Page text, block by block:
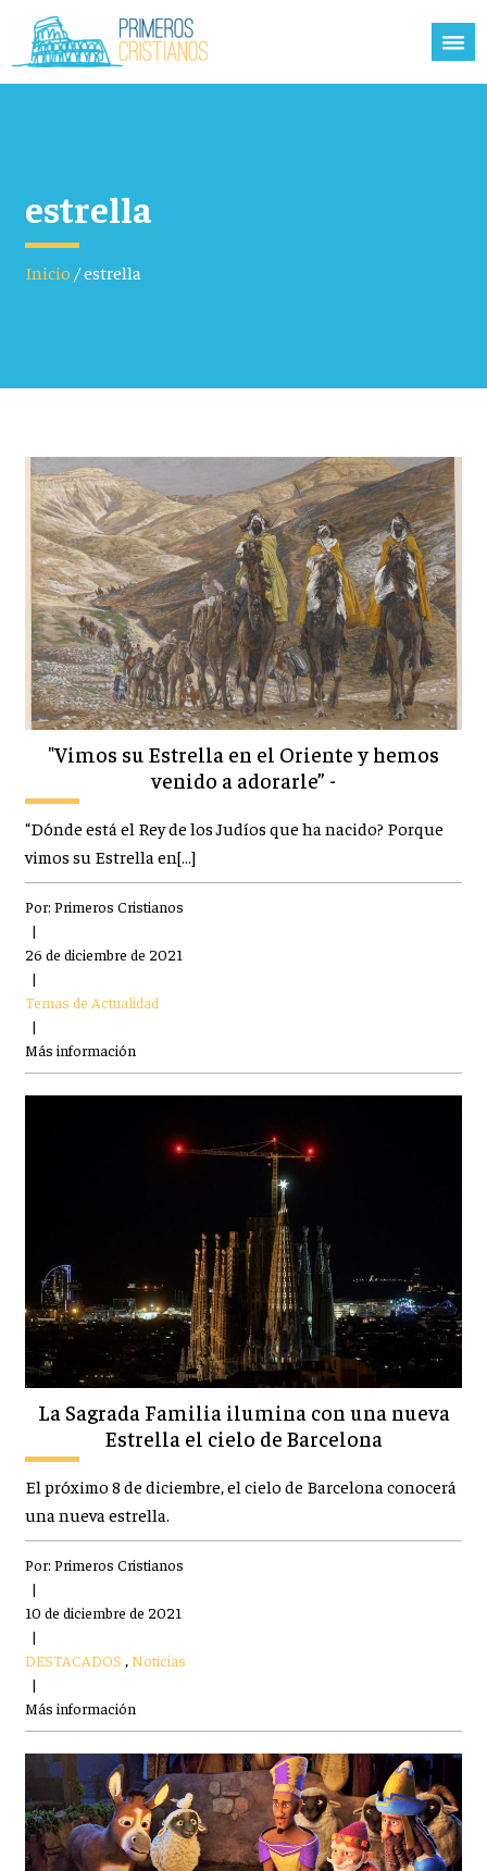
estrella
Inicio/estrella
"Vimos su Estrella en el Oriente y hemos
venido a adorarle” -
“Dónde está el Rey de los Judíos que ha nacido? Porque
vimos su Estrella en[…]
Por: Primeros Cristianos
|
26 de diciembre de 2021
|
Temas de Actualidad
|
Más información
La Sagrada Familia ilumina con una nueva
Estrella el cielo de Barcelona
El próximo 8 de diciembre, el cielo de Barcelona conocerá
una nueva estrella.
Por: Primeros Cristianos
|
10 de diciembre de 2021
|
DESTACADOS , Noticias
|
Más información